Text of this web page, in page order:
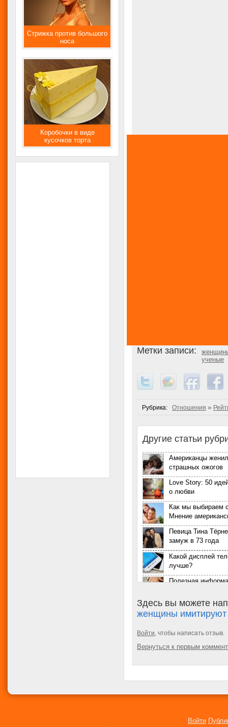
Метки записи:
ученые
Рубрика: Отношения »
Другие статьи
Американцы
страшных ожогов
Love Story: 50
о любви
Как мы выбираем
Мнение
Певица Тина
замуж в 73 года
Какой дисплей
лучше?
Полезная
Как определяли
XV-XX веках
Как наши предки
Женские ошибки в
Здесь вы можете
женщины имитируют
Войти, чтобы написать отзыв.
Вернуться к первым
Стрижка против большого
носа
Коробочки в виде
кусочков торта
Войти